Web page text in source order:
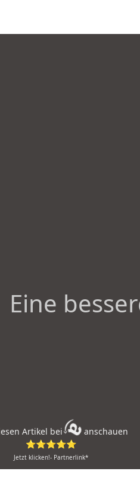
Eine
Artikel bei
anschauen
⭐⭐⭐⭐⭐
Jetzt klicken!- Partnerlink*